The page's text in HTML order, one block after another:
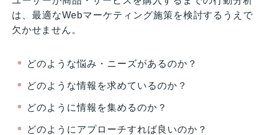
は、最適なWebマーケティング施策を検討するうえで
欠かせません。
どのような悩み・ニーズがあるのか？
どのような情報を求めているのか？
どのように情報を集めるのか？
どのようにアプローチすれば良いのか？